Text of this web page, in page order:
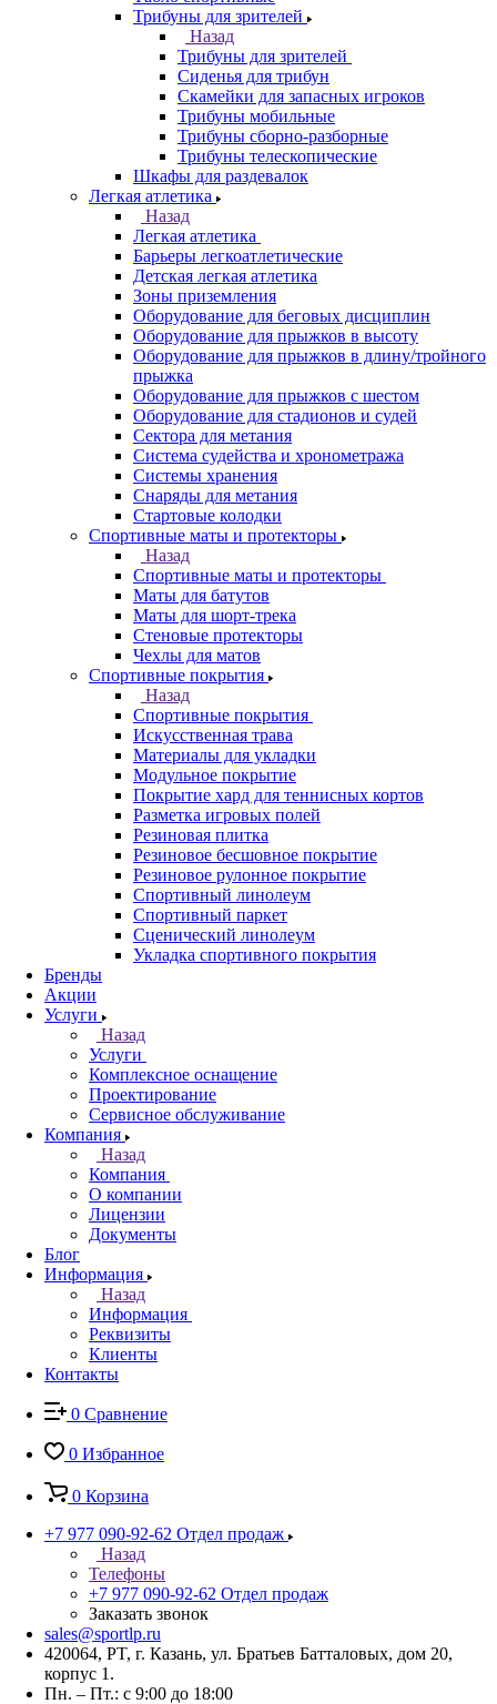
Трибуны для зрителей
Назад
Трибуны для зрителей
Сиденья для трибун
Скамейки для запасных игроков
Трибуны мобильные
Трибуны сборно-разборные
Трибуны телескопические
Шкафы для раздевалок
Легкая атлетика
Назад
Легкая атлетика
Барьеры легкоатлетические
Детская легкая атлетика
Зоны приземления
Оборудование для беговых дисциплин
Оборудование для прыжков в высоту
Оборудование для прыжков в длину/тройного
прыжка
Оборудование для прыжков с шестом
Оборудование для стадионов и судей
Сектора для метания
Система судейства и хронометража
Системы хранения
Снаряды для метания
Стартовые колодки
Спортивные маты и протекторы
Назад
Спортивные маты и протекторы
Маты для батутов
Маты для шорт-трека
Стеновые протекторы
Чехлы для матов
Спортивные покрытия
Назад
Спортивные покрытия
Искусственная трава
Материалы для укладки
Модульное покрытие
Покрытие хард для теннисных кортов
Разметка игровых полей
Резиновая плитка
Резиновое бесшовное покрытие
Резиновое рулонное покрытие
Спортивный линолеум
Спортивный паркет
Сценический линолеум
Укладка спортивного покрытия
Бренды
Акции
Услуги
Назад
Услуги
Комплексное оснащение
Проектирование
Сервисное обслуживание
Компания
Назад
Компания
О компании
Лицензии
Документы
Блог
Информация
Назад
Информация
Реквизиты
Клиенты
Контакты
0 Сравнение
0 Избранное
0 Корзина
+7 977 090-92-62 Отдел продаж
Назад
Телефоны
+7 977 090-92-62 Отдел продаж
Заказать звонок
sales@sportlp.ru
420064, PT, г. Казань, ул. Братьев Батталовых, дом 20,
корпус 1.
Пн. – Пт.: с 9:00 до 18:00